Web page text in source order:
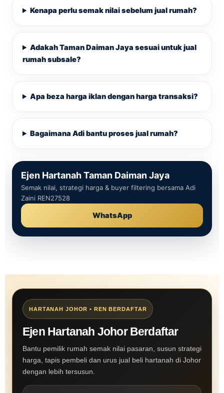
Kenapa perlu semak nilai sebelum jual rumah?
Adakah Taman Daiman Jaya sesuai untuk jual
rumah subsale?
Apa beza harga iklan dengan harga transaksi?
Bagaimana Adi bantu proses jual rumah?
Ejen Hartanah Taman Daiman Jaya
Semak nilai, strategi harga & buyer filtering bersama Adi
Zaini REN27528
WhatsApp
HARTANAH JOHOR • REN BERDAFTAR
Ejen Hartanah Johor Berdaftar
Bantu pemilik rumah semak nilai pasaran, susun strategi
harga, tapis pembeli dan urus jual beli hartanah di Johor
dengan lebih tersusun.